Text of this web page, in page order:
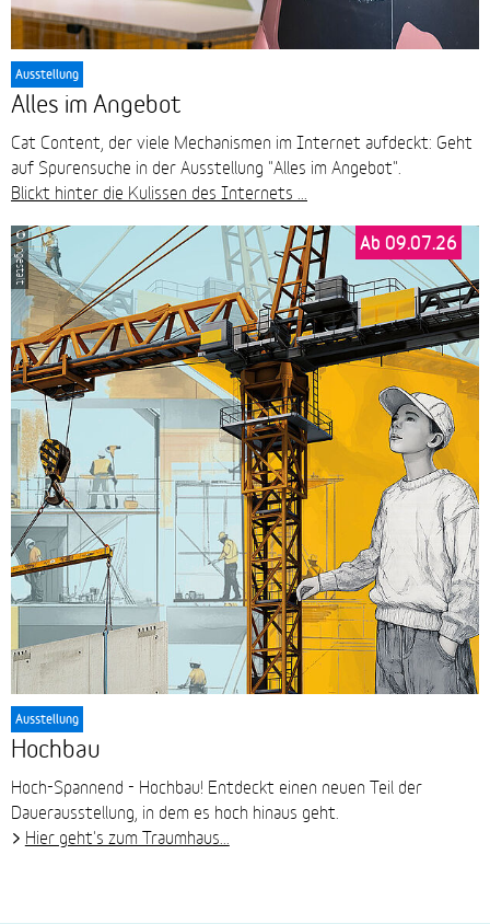
Ausstellung
Alles im Angebot
Cat Content, der viele Mechanismen im Internet aufdeckt: Geht
auf Spurensuche in der Ausstellung "Alles im Angebot".
Blickt hinter die Kulissen des Internets ...
© ungestalt Ab 09.07.26
Ausstellung
Hochbau
Hoch-Spannend - Hochbau! Entdeckt einen neuen Teil der
Dauerausstellung, in dem es hoch hinaus geht.
Hier geht's zum Traumhaus...